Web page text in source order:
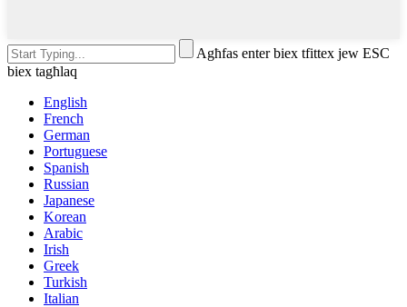
Agħfas enter biex tfittex jew ESC
biex tagħlaq
English
French
German
Portuguese
Spanish
Russian
Japanese
Korean
Arabic
Irish
Greek
Turkish
Italian